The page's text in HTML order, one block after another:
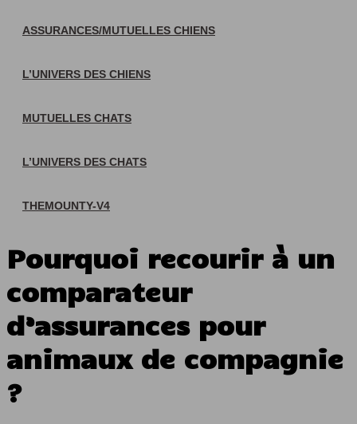
ASSURANCES/MUTUELLES CHIENS
L’UNIVERS DES CHIENS
MUTUELLES CHATS
L’UNIVERS DES CHATS
THEMOUNTY-V4
Pourquoi recourir à un
comparateur
d’assurances pour
animaux de compagnie
?